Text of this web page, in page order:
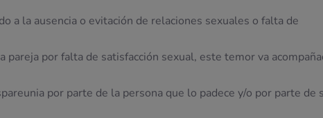
a la ausencia o evitación de relaciones sexuales o falta de
pareja por falta de satisfacción sexual, este temor va
por parte de la persona que lo padece y/o por parte de